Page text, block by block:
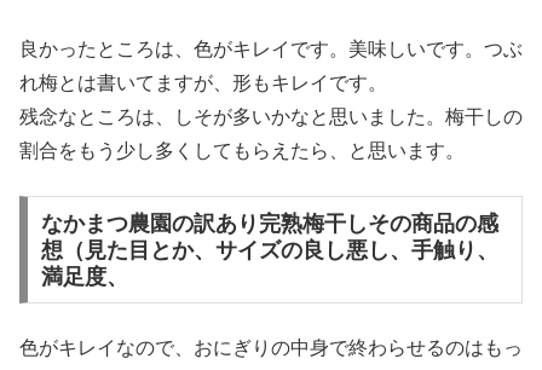
良かったところは、色がキレイです。美味しいです。つぶ
れ梅とは書いてますが、形もキレイです。
残念なところは、しそが多いかなと思いました。梅干しの
割合をもう少し多くしてもらえたら、と思います。
なかまつ農園の訳あり完熟梅干しその商品の感
想（見た目とか、サイズの良し悪し、手触り、
満足度、
色がキレイなので、おにぎりの中身で終わらせるのはもっ